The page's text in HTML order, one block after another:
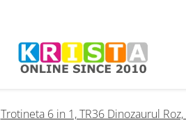
Trotineta 6 in 1, TR36 Dinozaurul